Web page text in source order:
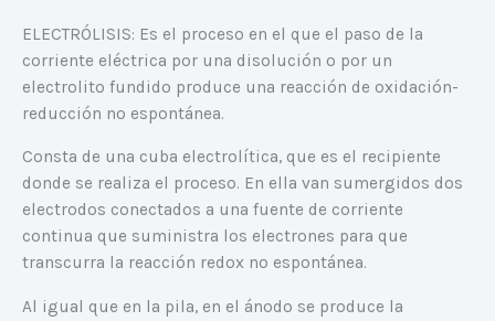
ELECTRÓLISIS: Es el proceso en el que el paso de la
corriente eléctrica por una disolución o por un
electrolito fundido produce una reacción de oxidación-
reducción no espontánea.
Consta de una cuba electrolítica, que es el recipiente
donde se realiza el proceso. En ella van sumergidos dos
electrodos conectados a una fuente de corriente
continua que suministra los electrones para que
transcurra la reacción redox no espontánea.
Al igual que en la pila, en el ánodo se produce la